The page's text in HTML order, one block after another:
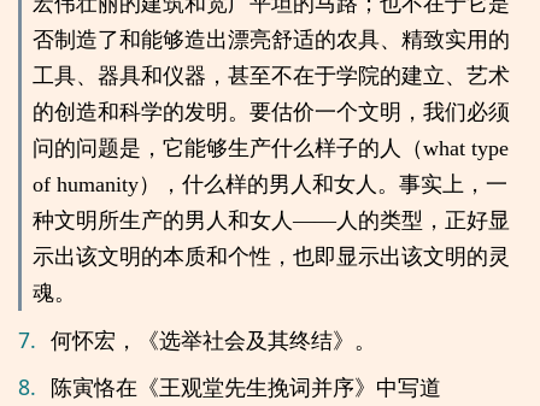
否制造了和能够造出漂亮舒适的农具、精致实用的
工具、器具和仪器，甚至不在于学院的建立、艺术
的创造和科学的发明。要估价一个文明，我们必须
问的问题是，它能够生产什么样子的人（what type
of humanity），什么样的男人和女人。事实上，一
种文明所生产的男人和女人——人的类型，正好显
示出该文明的本质和个性，也即显示出该文明的灵
魂。
7. 何怀宏，《选举社会及其终结》。
8. 陈寅恪在《王观堂先生挽词并序》中写道